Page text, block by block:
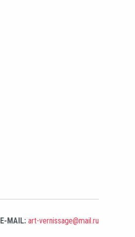
E-MAIL: art-vernissage@mail.ru